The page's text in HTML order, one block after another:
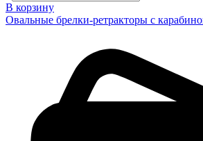
В корзину
Овальные брелки-ретракторы с